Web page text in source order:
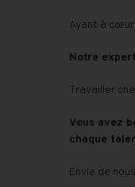
Ayant à
Notre
Travailler
Vous avez
chaque
Envie de